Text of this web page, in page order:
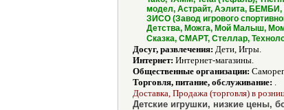
модел, Астрайт, Аэлита, БЕМБИ,
ЗИСО (Завод игрового
Детства, Можга, Мой Малыш,
Сказка, СМАРТ, Стеллар,
Досуг, развлечения: Дети, Игры.
Интернет: Интернет-магазины.
Общественные организации:
Торговля, питание, обслуживание: .
Доставка, Продажа (торговля) в
Детские игрушки, низкие цены,